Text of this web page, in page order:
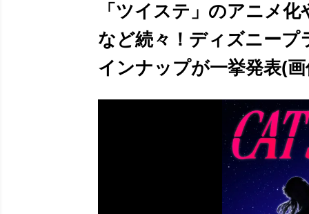
「ツイステ」のアニメ
など続々！ディズニープ
インナップが一挙発表(画